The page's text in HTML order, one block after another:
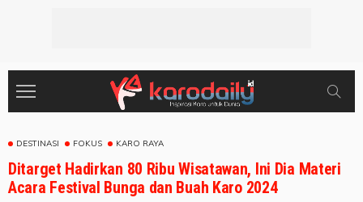
DESTINASI FOKUS KARO RAYA
Ditarget Hadirkan 80 Ribu Wisatawan, Ini Dia Materi
Acara Festival Bunga dan Buah Karo 2024